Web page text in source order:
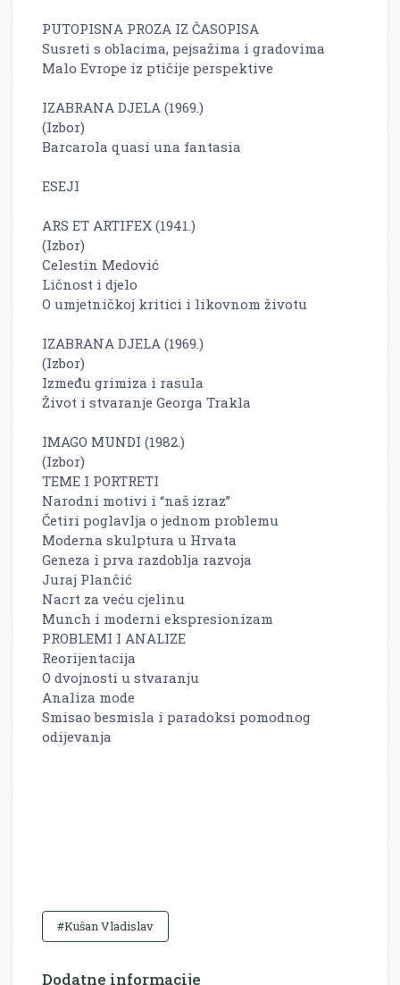
PUTOPISNA PROZA IZ ČASOPISA
Susreti s oblacima, pejsažima i gradovima
Malo Evrope iz ptičije perspektive
IZABRANA DJELA (1969.)
(Izbor)
Barcarola quasi una fantasia
ESEJI
ARS ET ARTIFEX (1941.)
(Izbor)
Celestin Medović
Ličnost i djelo
O umjetničkoj kritici i likovnom životu
IZABRANA DJELA (1969.)
(Izbor)
Između grimiza i rasula
Život i stvaranje Georga Trakla
IMAGO MUNDI (1982.)
(Izbor)
TEME I PORTRETI
Narodni motivi i “naš izraz”
Četiri poglavlja o jednom problemu
Moderna skulptura u Hrvata
Geneza i prva razdoblja razvoja
Juraj Plančić
Nacrt za veću cjelinu
Munch i moderni ekspresionizam
PROBLEMI I ANALIZE
Reorijentacija
O dvojnosti u stvaranju
Analiza mode
Smisao besmisla i paradoksi pomodnog
odijevanja
#Kušan Vladislav
Dodatne informacije